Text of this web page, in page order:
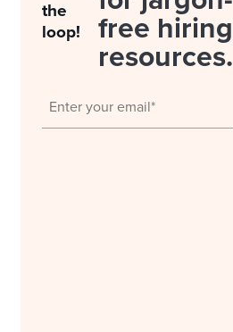
the
loop!
free hiring
resources.